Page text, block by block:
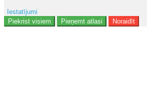
Iestatījumi
Ad storage
Piekrist visiem Pieņemt atlasi Noraidīt